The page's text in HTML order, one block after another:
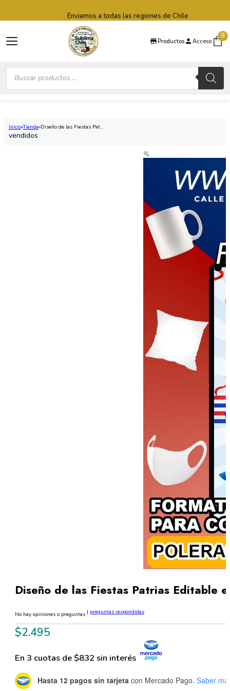
Productos Acceso
0
Búsqueda
productos
Enviamos a todas las regiones de Chile
Inicio Tienda Diseño de las Fiestas Pat...
vendidos
Diseño de las Fiestas Patrias Editable
No hay opiniones o preguntas | preguntas respondidas
$2.495
En 3 cuotas de $832 sin interés
Hasta 12 pagos sin tarjeta con Mercado Pago. Saber